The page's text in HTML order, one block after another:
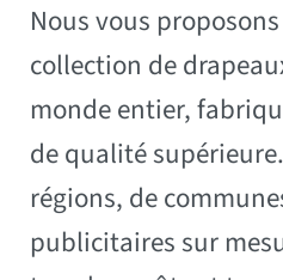
Nous vous
collection de
monde entier,
de qualité
régions, de
publicitaires sur